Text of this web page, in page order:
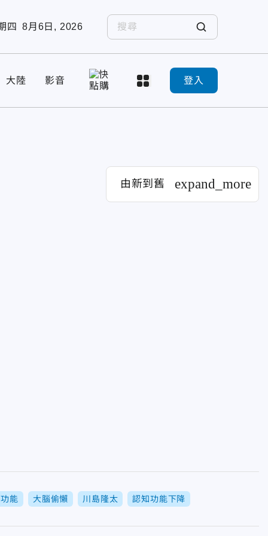
四 8月6日, 2026
大陸 影音 登入
由新到舊 expand_more
能 大腦偷懶 川島隆太 認知功能下降